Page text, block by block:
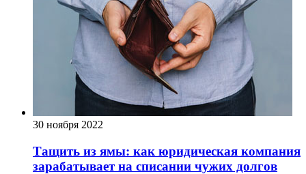
30 ноября 2022
Тащить из ямы: как юридическая компания
зарабатывает на списании чужих долгов